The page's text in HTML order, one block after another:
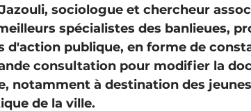
sociologue et chercheur
spécialistes des banlieues,
d'action publique, en forme de
consultation pour modifier la
notamment à destination des
de la ville.